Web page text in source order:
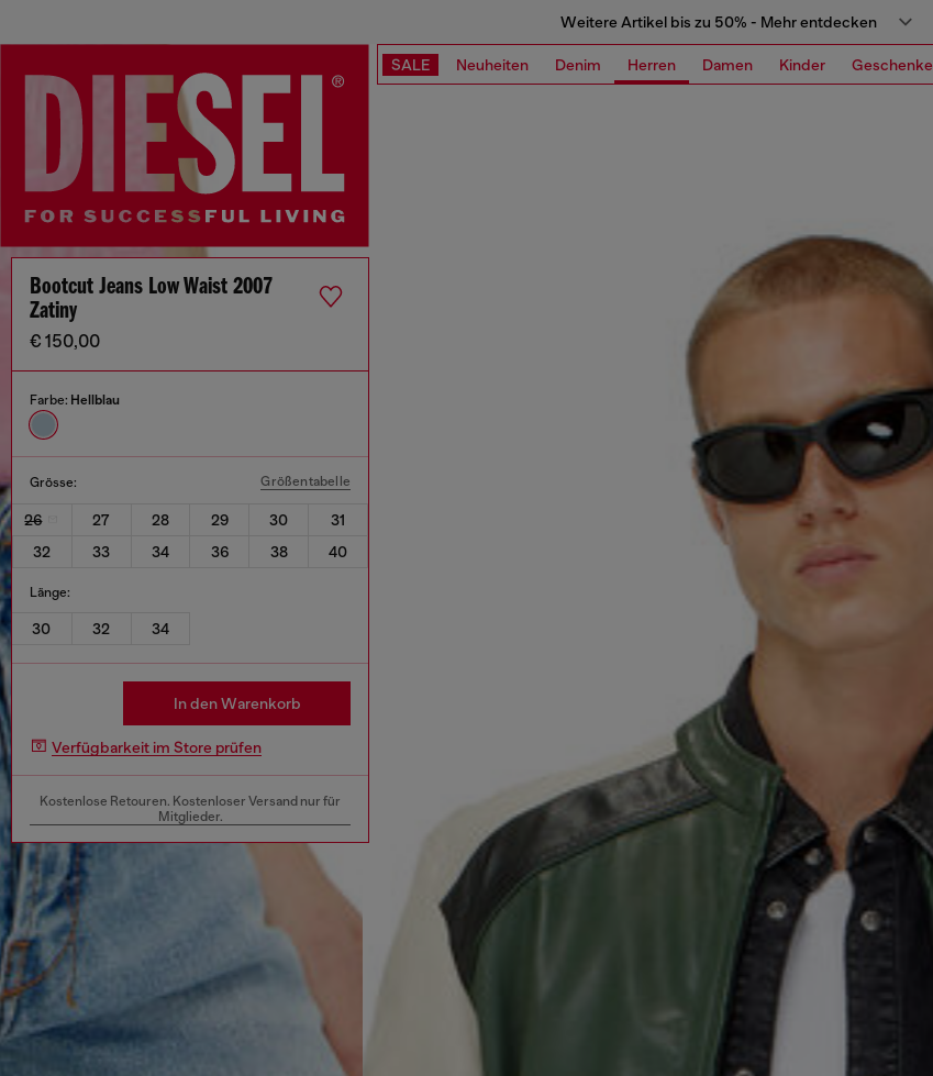
Weitere Artikel bis zu 50% - Mehr entdecken
SALE Neuheiten Denim Herren Damen Kinder Geschenke
Bootcut Jeans Low Waist 2007
Zatiny
€ 150,00
Farbe: Hellblau
Grösse: Größentabelle
26 27 28 29 30
31
32
33 34 36 38 40
Länge:
30 32 34
In den Warenkorb
Verfügbarkeit im Store prüfen
Kostenlose Retouren. Kostenloser Versand nur für
Mitglieder.